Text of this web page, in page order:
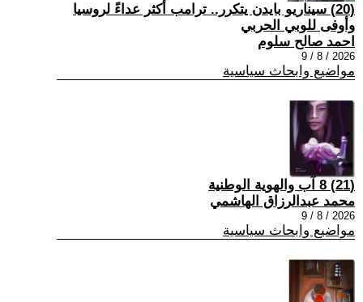
(20) سيناريو بايدن يتكرر.. ترامب أكثر عداءً لروسيا
وأوفى للوبي الحربي
احمد صالح سلوم
2026 / 8 / 9
مواضيع وابحاث سياسية
(21) 8 آب والهوية الوطنية
محمد عبدالرزاق الهاشمي
2026 / 8 / 9
مواضيع وابحاث سياسية